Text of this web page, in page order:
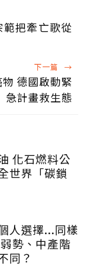
範把牽亡歌從
下一篇 →
德國啟動緊
急計畫救生態
化石燃料公
世界「碳鎖
人選擇...同樣
勢、中產階
同？